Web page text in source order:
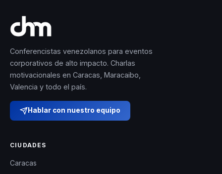
Conferencistas venezolanos para eventos
corporativos de alto impacto. Charlas
motivacionales en Caracas, Maracaibo,
Valencia y todo el país.
Hablar con nuestro equipo
CIUDADES
Caracas